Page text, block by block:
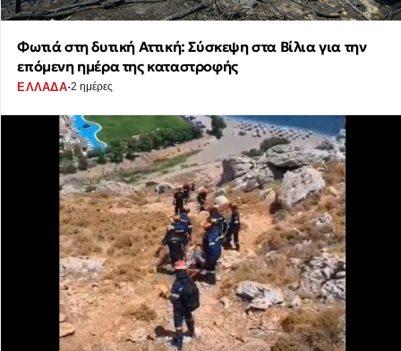
Φωτιά στη δυτική Αττική: Σύσκεψη στα Βίλια για την
επόμενη ημέρα της καταστροφής
ΕΛΛΑΔΑ·2 ημέρες